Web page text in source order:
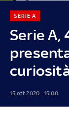
Serie A,
SERIE A
15 ott 2020 - 15:00